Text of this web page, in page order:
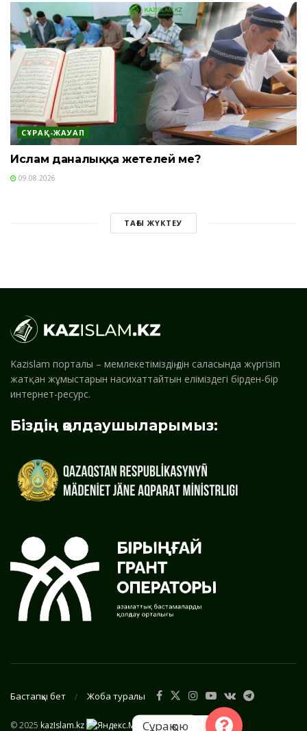
СҰРАҚ-ЖАУАП
Ислам даналыққа жетелей ме?
09.08.2026
ТАҒЫ ЖҮКТЕУ
Kazislam порталы – мемлекетіміздің дін саласында жүргізіп
жатқан жұмыстарын насихаттайтын еліміздегі бірден-бір
интернет-ресурс.
Біздің қолдаушыларымыз:
Бастапқы бет Жоба туралы
© 2025 kazIslam.kz Сұрақ қою